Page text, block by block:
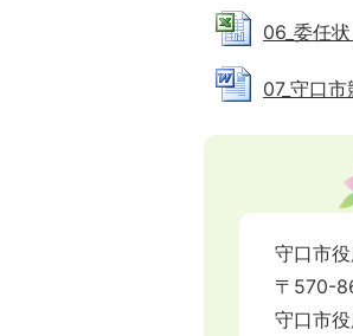
06_委任
07_守口
守口市
〒570-
守口市